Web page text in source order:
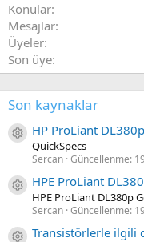
Konular
Mesajlar
Üyeler
Son üye
Son kaynaklar
Kaynak ikon/amblem
HP ProLiant
QuickSpecs
Sercan Güncellenme:
Kaynak ikon/amblem
HPE ProLiant
HPE ProLiant DL380p
Sercan Güncellenme:
Kaynak ikon/amblem
Transistörlerle ilgili